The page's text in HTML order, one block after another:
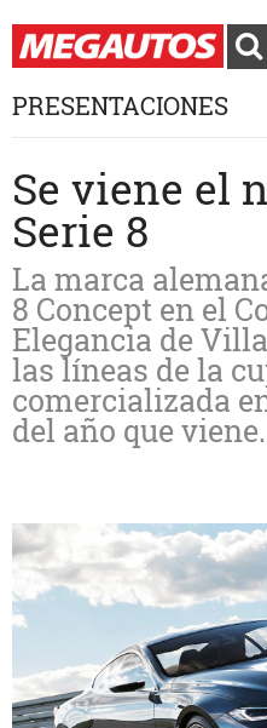
PRESENTACIONES
Se viene el
Serie 8
La marca
8 Concept en el
Elegancia de
las líneas de la
comercializada
del año que viene.